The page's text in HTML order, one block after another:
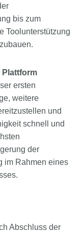
bis zum
Toolunterstützung
Plattform
ersten
weitere
und
schnell und
der
im Rahmen eines
Abschluss der